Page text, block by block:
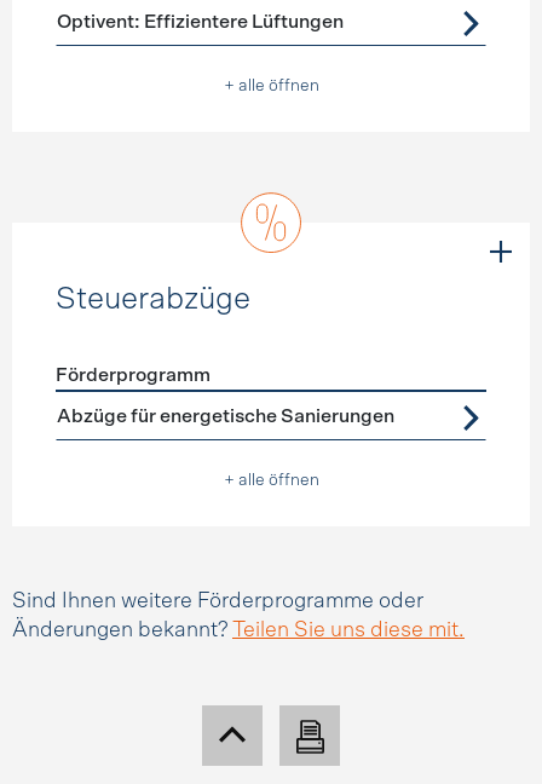
Förderprogramme Lüftung
Optivent: Effizientere Lüftungen
+ alle öffnen
Steuerabzüge
Förderprogramme Steuerabzüge
Förderprogramm
Abzüge für energetische Sanierungen
+ alle öffnen
Sind Ihnen weitere Förderprogramme oder
Änderungen bekannt?
Teilen Sie uns diese mit.